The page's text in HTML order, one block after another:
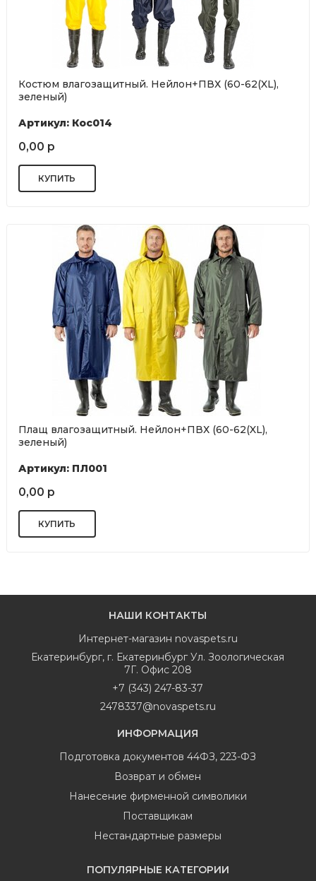
Костюм влагозащитный. Нейлон+ПВХ (60-62(XL),
зеленый)
Артикул: Кос014
0,00 р
Плащ влагозащитный. Нейлон+ПВХ (60-62(XL),
зеленый)
Артикул: ПЛ001
0,00 р
НАШИ КОНТАКТЫ
Интернет-магазин novaspets.ru
Екатеринбург, г. Екатеринбург Ул. Зоологическая
7Г. Офис 208
+7 (343) 247-83-37
2478337@novaspets.ru
ИНФОРМАЦИЯ
Подготовка документов 44ФЗ, 223-ФЗ
Возврат и обмен
Нанесение фирменной символики
Поставщикам
Нестандартные размеры
ПОПУЛЯРНЫЕ КАТЕГОРИИ